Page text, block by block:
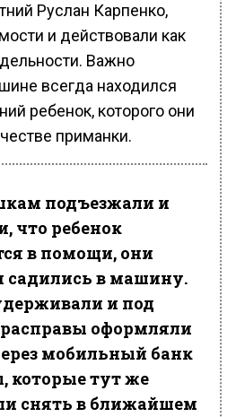
Руслан Карпенко,
и действовали как
Важно
всегда находился
ребенок, которого они
приманки.
подъезжали и
что ребенок
в помощи, они
садились в машину.
и под
расправы оформляли
мобильный банк
которые тут же
снять в ближайшем